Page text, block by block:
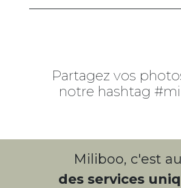
Partagez vos
notre hashtag
Miliboo, c'est
des services